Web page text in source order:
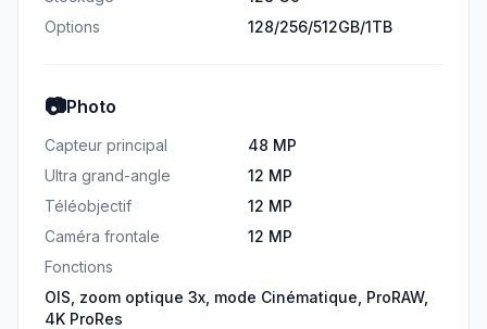
Options
128/256/512GB/1TB
📷Photo
Capteur principal
48 MP
Ultra grand-angle
12 MP
Téléobjectif
12 MP
Caméra frontale
12 MP
Fonctions
OIS, zoom optique 3x, mode Cinématique, ProRAW,
4K ProRes